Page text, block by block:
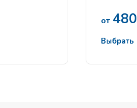
от 480
Выбрать